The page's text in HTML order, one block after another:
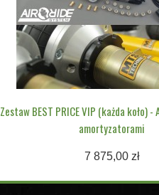
Zestaw BEST PRICE VIP (każda koło)
amortyzatorami
7 875,00 zł